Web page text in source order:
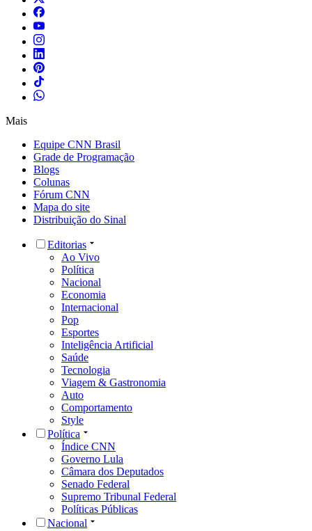
Mais
Equipe CNN Brasil
Grade de Programação
Blogs
Colunas
Fórum CNN
Mapa do site
Distribuição do Sinal
Editorias
Ao Vivo
Política
Nacional
Economia
Internacional
Pop
Esportes
Inteligência Artificial
Saúde
Tecnologia
Viagem & Gastronomia
Auto
Comportamento
Style
Política
Índice CNN
Governo Lula
Câmara dos Deputados
Senado Federal
Supremo Tribunal Federal
Políticas Públicas
Nacional